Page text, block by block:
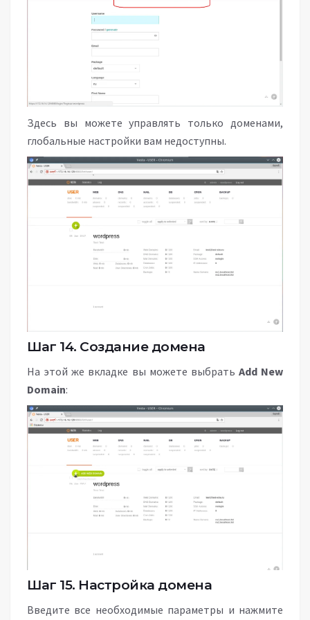
Здесь вы можете управлять только доменами,
глобальные настройки вам недоступны.
Шаг 14. Создание домена
На этой же вкладке вы можете выбрать Add New
Domain:
Шаг 15. Настройка домена
Введите все необходимые параметры и нажмите